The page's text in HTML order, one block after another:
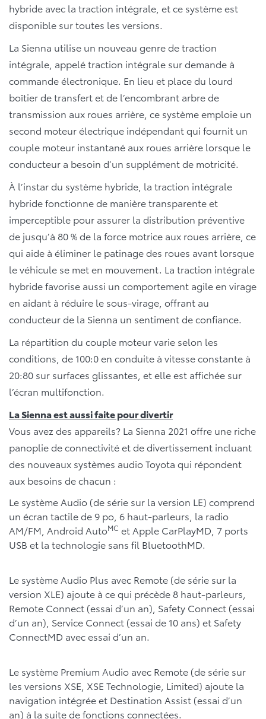
hybride avec la traction intégrale, et ce système est
disponible sur toutes les versions.
La Sienna utilise un nouveau genre de traction
intégrale, appelé traction intégrale sur demande à
commande électronique. En lieu et place du lourd
boîtier de transfert et de l’encombrant arbre de
transmission aux roues arrière, ce système emploie un
second moteur électrique indépendant qui fournit un
couple moteur instantané aux roues arrière lorsque le
conducteur a besoin d’un supplément de motricité.
À l’instar du système hybride, la traction intégrale
hybride fonctionne de manière transparente et
imperceptible pour assurer la distribution préventive
de jusqu’à 80 % de la force motrice aux roues arrière, ce
qui aide à éliminer le patinage des roues avant lorsque
le véhicule se met en mouvement. La traction intégrale
hybride favorise aussi un comportement agile en virage
en aidant à réduire le sous-virage, offrant au
conducteur de la Sienna un sentiment de confiance.
La répartition du couple moteur varie selon les
conditions, de 100:0 en conduite à vitesse constante à
20:80 sur surfaces glissantes, et elle est affichée sur
l’écran multifonction.
La Sienna est aussi faite pour divertir
Vous avez des appareils? La Sienna 2021 offre une riche
panoplie de connectivité et de divertissement incluant
des nouveaux systèmes audio Toyota qui répondent
aux besoins de chacun :
Le système Audio (de série sur la version LE) comprend
un écran tactile de 9 po, 6 haut-parleurs, la radio
AM/FM, Android AutoMC et Apple CarPlayMD, 7 ports
USB et la technologie sans fil BluetoothMD.
Le système Audio Plus avec Remote (de série sur la
version XLE) ajoute à ce qui précède 8 haut-parleurs,
Remote Connect (essai d’un an), Safety Connect (essai
d’un an), Service Connect (essai de 10 ans) et Safety
ConnectMD avec essai d’un an.
Le système Premium Audio avec Remote (de série sur
les versions XSE, XSE Technologie, Limited) ajoute la
navigation intégrée et Destination Assist (essai d’un
an) à la suite de fonctions connectées.